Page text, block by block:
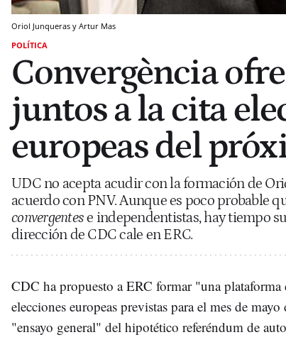
Oriol Junqueras y Artur Mas
POLÍTICA
Convergència
juntos a la cita
europeas del
UDC no acepta acudir con la formación de
acuerdo con PNV. Aunque es poco probable
convergentese independentistas, hay tiempo
dirección de CDC cale en ERC.
CDC ha propuesto a ERC formar "una plataforma
elecciones europeas previstas para el mes de
"ensayo general" del hipotético referéndum de